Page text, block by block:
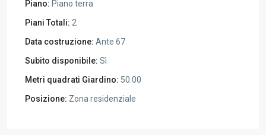
Piano: Piano terra
Piani Totali: 2
Data costruzione: Ante 67
Subito disponibile: Sì
Metri quadrati Giardino: 50.00
Posizione: Zona residenziale